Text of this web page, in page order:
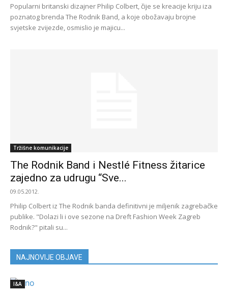
Popularni britanski dizajner Philip Colbert, čije se kreacije kriju iza
poznatog brenda The Rodnik Band, a koje obožavaju brojne
svjetske zvijezde, osmislio je majicu...
Tržišne komunikacije
The Rodnik Band i Nestlé Fitness žitarice
zajedno za udrugu “Sve...
09.05.2012.
Philip Colbert iz The Rodnik banda definitivni je miljenik zagrebačke
publike. "Dolazi li i ove sezone na Dreft Fashion Week Zagreb
Rodnik?" pitali su...
NAJNOVIJE OBJAVE
I&A